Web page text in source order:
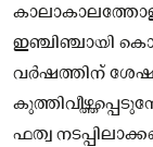
ഇഞ്ചിഞ്ചായി
വർഷത്തിന്
ഫത്വ